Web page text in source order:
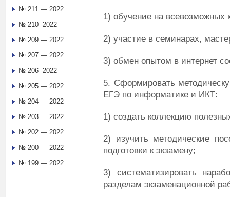
1) обучение на всевозможных
2) участие в семинарах,
3) обмен опытом в интернет
5. Сформировать
ЕГЭ по информатике и ИКТ:
1) создать коллекцию
2) изучить методические
подготовки к экзамену;
3) систематизировать
разделам экзаменационной
№ 211 — 2022
№ 210 -2022
№ 209 — 2022
№ 207 — 2022
№ 206 -2022
№ 205 — 2022
№ 204 — 2022
№ 203 — 2022
№ 202 — 2022
№ 200 — 2022
№ 199 — 2022